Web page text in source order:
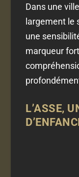
Dans une
largement le
une
marqueur
L’ASSE,